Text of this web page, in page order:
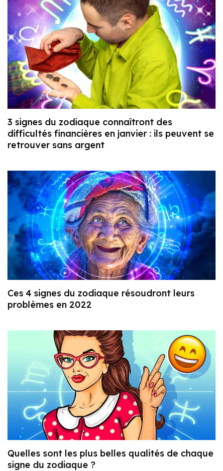
3 signes du zodiaque connaîtront des
difficultés financières en janvier : ils peuvent se
retrouver sans argent
Ces 4 signes du zodiaque résoudront leurs
problèmes en 2022
Quelles sont les plus belles qualités de chaque
signe du zodiaque ?